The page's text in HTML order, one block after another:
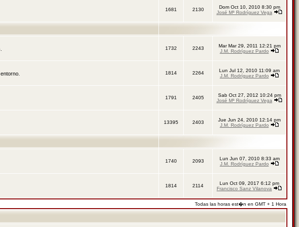
1681 2130
Dom Oct 10, 2010 8:30 pm
José Mª Rodríguez Vega
1732 2243
Mar Mar 29, 2011 12:21 pm
J.M. Rodríguez Pardo
1814 2264
Lun Jul 12, 2010 11:09 am
J.M. Rodríguez Pardo
1791 2405
Sab Oct 27, 2012 10:24 pm
José Mª Rodríguez Vega
13395 2403
Jue Jun 24, 2010 12:14 pm
J.M. Rodríguez Pardo
1740 2093
Lun Jun 07, 2010 8:33 am
J.M. Rodríguez Pardo
1814 2114
Lun Oct 09, 2017 6:12 pm
Francisco Sanz Vilanova
Todas las horas est�n en GMT + 1 Hora